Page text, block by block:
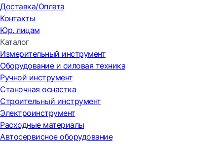
Доставка/Оплата
Контакты
Юр. лицам
Каталог
Измерительный инструмент
Оборудование и силовая техника
Ручной инструмент
Станочная оснастка
Строительный инструмент
Электроинструмент
Расходные материалы
Автосервисное оборудование